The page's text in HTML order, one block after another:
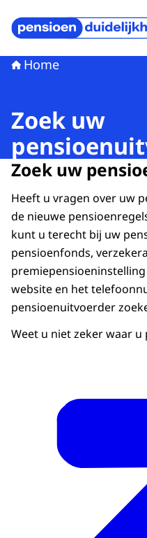
Home
Zoek uw
Zoek uw
Heeft u vragen over uw
de nieuwe
kunt u terecht bij uw
pensioenfonds,
website en het
pensioenuitvoerder
Weet u niet zeker waar